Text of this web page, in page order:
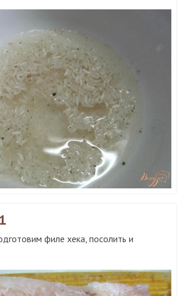
филе хека, посолить и